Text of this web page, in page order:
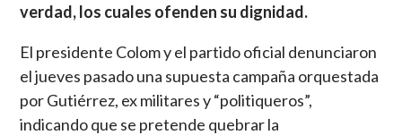
verdad, los cuales ofenden su dignidad.
El presidente Colom y el partido oficial denunciaron
el jueves pasado una supuesta campaña orquestada
por Gutiérrez, ex militares y “politiqueros”,
indicando que se pretende quebrar la